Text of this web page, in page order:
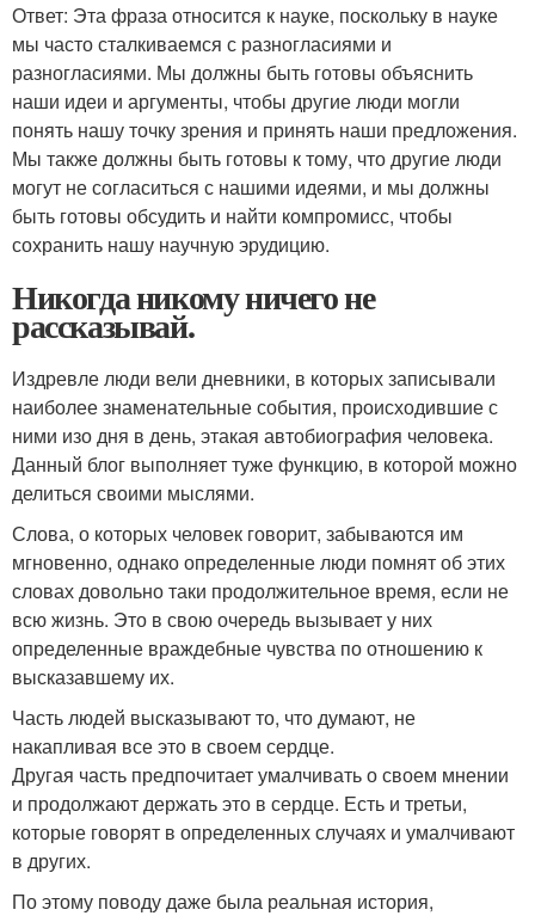
Ответ: Эта фраза относится к науке, поскольку в науке
мы часто сталкиваемся с разногласиями и
разногласиями. Мы должны быть готовы объяснить
наши идеи и аргументы, чтобы другие люди могли
понять нашу точку зрения и принять наши предложения.
Мы также должны быть готовы к тому, что другие люди
могут не согласиться с нашими идеями, и мы должны
быть готовы обсудить и найти компромисс, чтобы
сохранить нашу научную эрудицию.
Никогда никому ничего не
рассказывай.
Издревле люди вели дневники, в которых записывали
наиболее знаменательные события, происходившие с
ними изо дня в день, этакая автобиография человека.
Данный блог выполняет туже функцию, в которой можно
делиться своими мыслями.
Слова, о которых человек говорит, забываются им
мгновенно, однако определенные люди помнят об этих
словах довольно таки продолжительное время, если не
всю жизнь. Это в свою очередь вызывает у них
определенные враждебные чувства по отношению к
высказавшему их.
Часть людей высказывают то, что думают, не
накапливая все это в своем сердце.
Другая часть предпочитает умалчивать о своем мнении
и продолжают держать это в сердце. Есть и третьи,
которые говорят в определенных случаях и умалчивают
в других.
По этому поводу даже была реальная история,